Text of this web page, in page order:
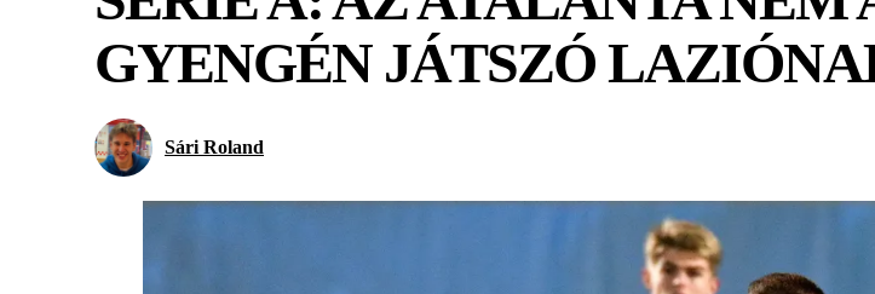
GYENGÉN JÁTSZÓ
Sári Roland